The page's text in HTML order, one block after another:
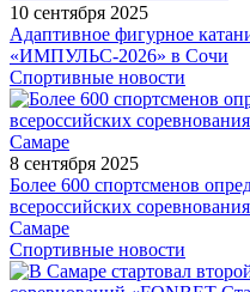
10 сентября 2025
Адаптивное фигурное
«ИМПУЛЬС-2026» в Сочи
Спортивные новости
8 сентября 2025
Более 600 спортсменов
всероссийских
Самаре
Спортивные новости